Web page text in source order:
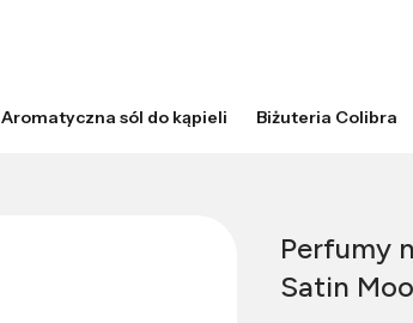
Aromatyczna sól do kąpieli Biżuteria Colibra
Perfumy
Satin